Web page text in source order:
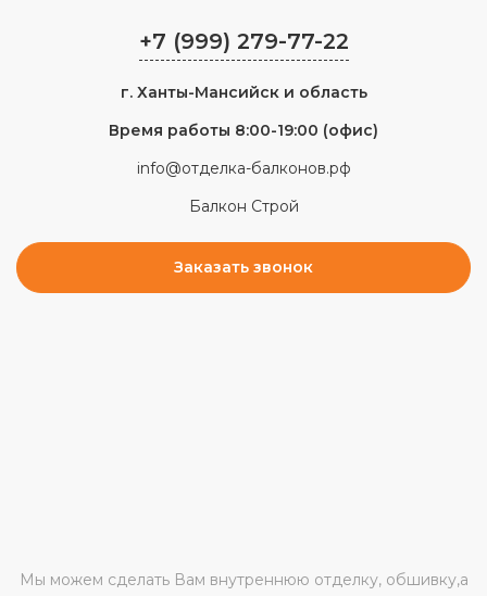
+7 (999) 279-77-22
г. Ханты-Мансийски область
Время работы 8:00-19:00 (офис)
info@отделка-балконов.рф
Балкон Строй
Заказать звонок
Мы можем сделать Вам внутреннюю отделку, обшивку,а